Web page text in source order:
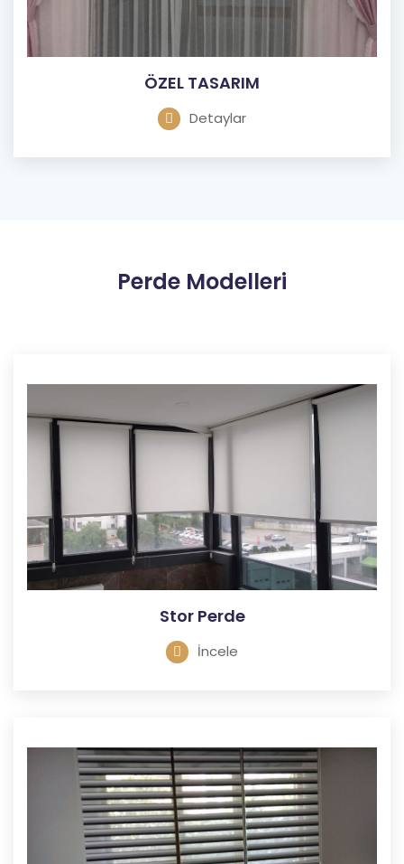
ÖZEL TASARIM
Detaylar
Perde Modelleri
Stor Perde
İncele